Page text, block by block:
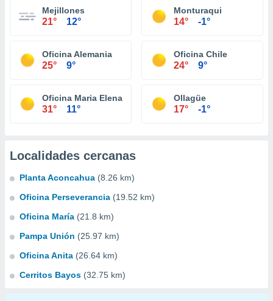
Mejillones
21° 12°
Monturaqui
14° -1°
Oficina Alemania
25° 9°
Oficina Chile
24° 9°
Oficina Maria Elena
31° 11°
Ollagüe
17° -1°
Localidades cercanas
Planta Aconcahua (8.26 km)
Oficina Perseverancia (19.52 km)
Oficina María (21.8 km)
Pampa Unión (25.97 km)
Oficina Anita (26.64 km)
Cerritos Bayos (32.75 km)